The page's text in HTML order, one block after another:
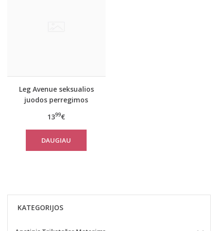
Leg Avenue seksualios
juodos perregimos
1399€
DAUGIAU
KATEGORIJOS